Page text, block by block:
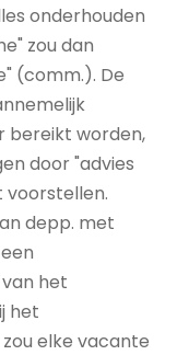
onderhouden
zou dan
(comm.). De
bereikt worden,
door "advies
voorstellen.
depp. met
het
het
elke vacante